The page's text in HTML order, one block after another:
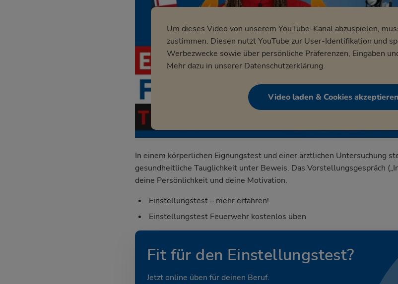
Um dieses Video von unserem YouTube-Kanal abzuspielen,
zustimmen. Diesen nutzt YouTube zur User-Identifikation und
Werbezwecke sowie über persönliche Präferenzen, Eingaben
Mehr dazu in unserer Datenschutzerklärung.
Video laden & Cookies akzeptieren
In einem körperlichen Eignungstest und einer ärztlichen Untersuchung
gesundheitliche Tauglichkeit unter Beweis. Das Vorstellungsgespräch
deine Persönlichkeit und deine Motivation.
Einstellungstest – mehr erfahren!
Einstellungstest Feuerwehr kostenlos üben
Fit für den Einstellungstest?
Jetzt online üben für deinen Beruf.